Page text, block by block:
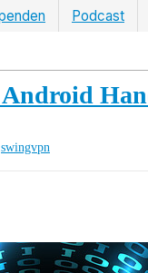
Podcast
swingvpn